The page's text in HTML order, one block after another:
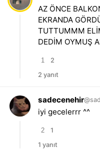
AZ ÖNCE
EKRANDA
TUTTUMMM
DEDİM OYMUŞ
1
2
2 yanıt
sadecenehir
iyi gecelerrr ^^
2
1
1 yanıt